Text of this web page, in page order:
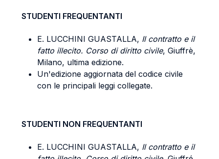
STUDENTI FREQUENTANTI
E. LUCCHINI GUASTALLA, Il contratto e il
fatto illecito. Corso di diritto civile, Giuffrè,
Milano, ultima edizione.
Un'edizione aggiornata del codice civile
con le principali leggi collegate.
STUDENTI NON FREQUENTANTI
E. LUCCHINI GUASTALLA, Il contratto e il